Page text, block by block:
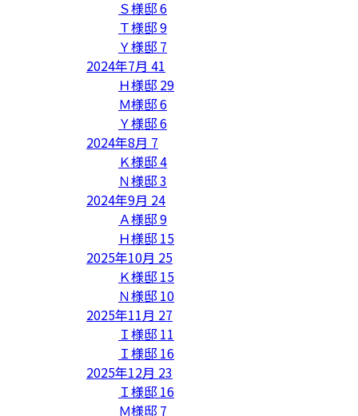
Ｓ様邸6
Ｔ様邸9
Ｙ様邸 7
2024年7月 41
Ｈ様邸 29
Ｍ様邸6
Ｙ様邸6
2024年8月 7
Ｋ様邸4
Ｎ様邸3
2024年9月 24
Ａ様邸9
Ｈ様邸 15
2025年10月 25
Ｋ様邸 15
Ｎ様邸 10
2025年11月 27
Ｉ様邸 11
Ｉ様邸 16
2025年12月 23
Ｉ様邸 16
Ｍ様邸 7